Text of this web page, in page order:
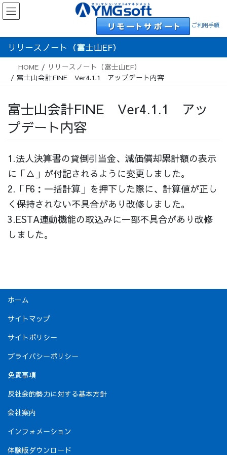
Skip
to
the
content
Skip
to
the
Navigation
ご利用手順
リリースノート（富士山EF）
HOME
リリースノート（富士山EF）
富士山会計FINE Ver4.1.1 アップデート内容
富士山会計FINE Ver4.1.1 アッ
プデート内容
1.法人決算書の貸倒引当金、減価償却累計額の表示
に「△」が付記されるように変更しました。
2.「F6：一括計算」を押下した際に、計算値が正し
く保持されない不具合があり改修しました。
3.ESTA連動機能の取込みに一部不具合があり改修
しました。
ホーム
サイトマップ
サイトポリシー
プライバシーポリシー
免責事項
反社会的勢力に対する基本方針
会社案内
インフォメーション
体験版ダウンロード